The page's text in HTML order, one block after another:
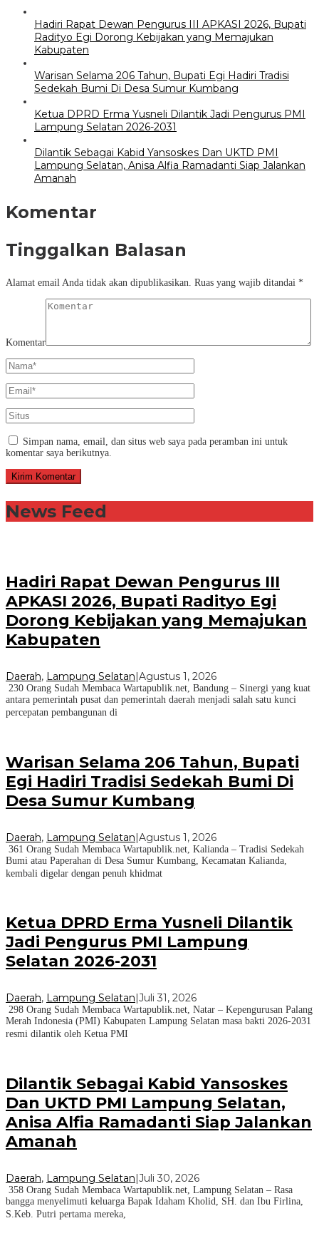
Hadiri Rapat Dewan Pengurus III APKASI 2026, Bupati
Radityo Egi Dorong Kebijakan yang Memajukan
Kabupaten
Warisan Selama 206 Tahun, Bupati Egi Hadiri Tradisi
Sedekah Bumi Di Desa Sumur Kumbang
Ketua DPRD Erma Yusneli Dilantik Jadi Pengurus PMI
Lampung Selatan 2026-2031
Dilantik Sebagai Kabid Yansoskes Dan UKTD PMI
Lampung Selatan, Anisa Alfia Ramadanti Siap Jalankan
Amanah
Komentar
Tinggalkan Balasan
Alamat email Anda tidak akan dipublikasikan. Ruas yang wajib ditandai *
Komentar
Simpan nama, email, dan situs web saya pada peramban ini untuk
komentar saya berikutnya.
News Feed
Hadiri Rapat Dewan Pengurus III
APKASI 2026, Bupati Radityo Egi
Dorong Kebijakan yang Memajukan
Kabupaten
Daerah, Lampung Selatan Agustus 1, 2026
230 Orang Sudah Membaca Wartapublik.net, Bandung – Sinergi yang kuat
antara pemerintah pusat dan pemerintah daerah menjadi salah satu kunci
percepatan pembangunan di
Warisan Selama 206 Tahun, Bupati
Egi Hadiri Tradisi Sedekah Bumi Di
Desa Sumur Kumbang
Daerah, Lampung Selatan|Agustus 1, 2026
361 Orang Sudah Membaca Wartapublik.net, Kalianda – Tradisi Sedekah
Bumi atau Paperahan di Desa Sumur Kumbang, Kecamatan Kalianda,
kembali digelar dengan penuh khidmat
Ketua DPRD Erma Yusneli Dilantik
Jadi Pengurus PMI Lampung
Selatan 2026-2031
Daerah, Lampung Selatan Juli 31, 2026
298 Orang Sudah Membaca Wartapublik.net, Natar – Kepengurusan Palang
Merah Indonesia (PMI) Kabupaten Lampung Selatan masa bakti 2026-2031
resmi dilantik oleh Ketua PMI
Dilantik Sebagai Kabid Yansoskes
Dan UKTD PMI Lampung Selatan,
Anisa Alfia Ramadanti Siap Jalankan
Amanah
Daerah, Lampung Selatan|Juli 30, 2026
358 Orang Sudah Membaca Wartapublik.net, Lampung Selatan – Rasa
bangga menyelimuti keluarga Bapak Idaham Kholid, SH. dan Ibu Firlina,
S.Keb. Putri pertama mereka,